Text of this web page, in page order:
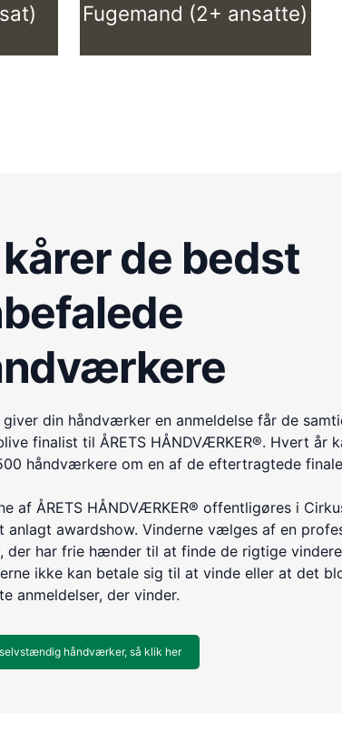
Fugemand (2+ ansatte)
de bedst
giver din håndværker en anmeldelse får de
finalist til ÅRETS HÅNDVÆRKER®. Hvert år
håndværkere om en af de eftertragtede
af ÅRETS HÅNDVÆRKER® offentligøres i
anlagt awardshow. Vinderne vælges af en
der har frie hænder til at finde de rigtige
ikke kan betale sig til at vinde eller at det
anmeldelser, der vinder.
selvstændig håndværker, så klik her